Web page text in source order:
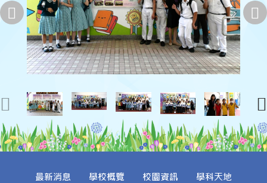
最新消息 學校概覽 校園資訊
學科天地